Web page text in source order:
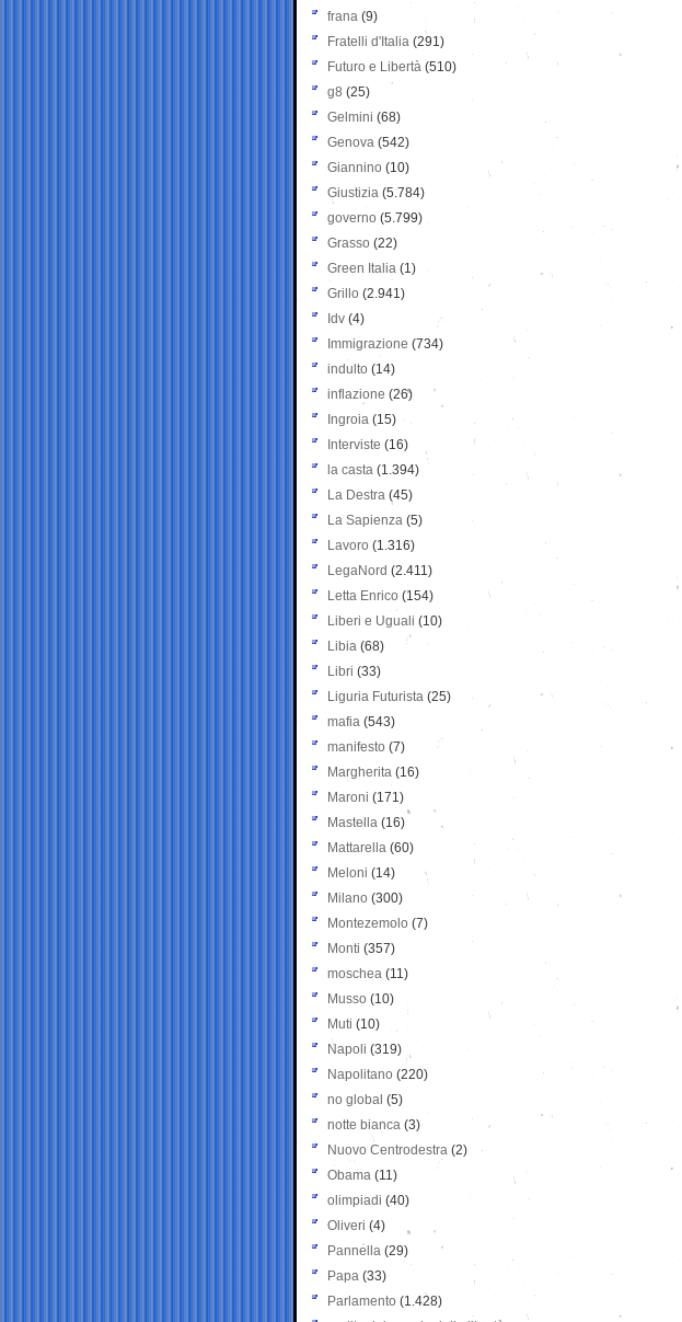
frana (9)
Fratelli d'Italia (291)
Futuro e Libertà (510)
g8 (25)
Gelmini (68)
Genova (542)
Giannino (10)
Giustizia (5.784)
governo (5.799)
Grasso (22)
Green Italia (1)
Grillo (2.941)
Idv (4)
Immigrazione (734)
indulto (14)
inflazione (26)
Ingroia (15)
Interviste (16)
la casta (1.394)
La Destra (45)
La Sapienza (5)
Lavoro (1.316)
LegaNord (2.411)
Letta Enrico (154)
Liberi e Uguali (10)
Libia (68)
Libri (33)
Liguria Futurista (25)
mafia (543)
manifesto (7)
Margherita (16)
Maroni (171)
Mastella (16)
Mattarella (60)
Meloni (14)
Milano (300)
Montezemolo (7)
Monti (357)
moschea (11)
Musso (10)
Muti (10)
Napoli (319)
Napolitano (220)
no global (5)
notte bianca (3)
Nuovo Centrodestra (2)
Obama (11)
olimpiadi (40)
Oliveri (4)
Pannella (29)
Papa (33)
Parlamento (1.428)